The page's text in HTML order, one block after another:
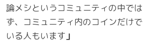
論メシというコミュニティの中で
ず、コミュニティ内のコインだけ
いる人もいます 」